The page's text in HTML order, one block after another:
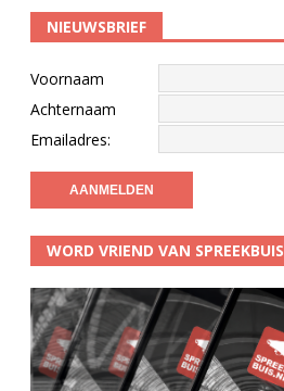
NIEUWSBRIEF
Voornaam
Achternaam
Emailadres:
WORD VRIEND VAN SPREEKBUIS